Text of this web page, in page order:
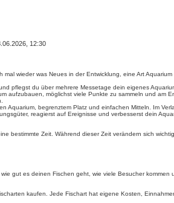
12:30
mal wieder was Neues in der Entwicklung, eine Art Aquarium
pflegst du über mehrere Messetage dein eigenes
aufzubauen, möglichst viele Punkte zu sammeln und am
Aquarium, begrenztem Platz und einfachen Mitteln. Im
reagierst auf Ereignisse und verbesserst dein
bestimmte Zeit. Während dieser Zeit verändern sich
gut es deinen Fischen geht, wie viele Besucher kommen
kaufen. Jede Fischart hat eigene Kosten,